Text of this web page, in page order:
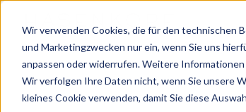
Wir verwenden Cookies, die für den technischen
und Marketingzwecken nur ein, wenn Sie uns
anpassen oder widerrufen. Weitere
Wir verfolgen Ihre Daten nicht, wenn Sie unsere
kleines Cookie verwenden, damit Sie diese